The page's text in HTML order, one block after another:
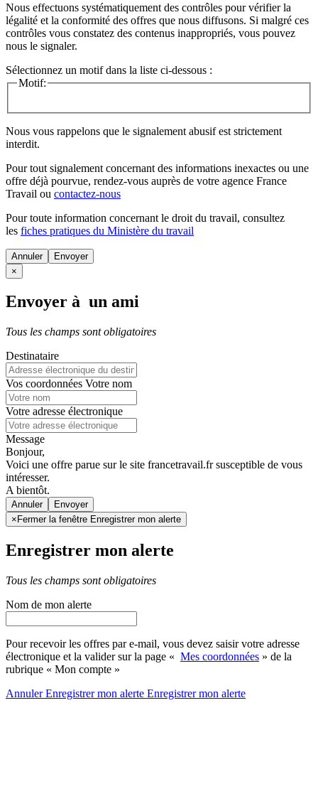
Nous effectuons systématiquement des contrôles pour vérifier la
légalité et la conformité des offres que nous diffusons. Si malgré ces
contrôles vous constatez des contenus inappropriés, vous pouvez
nous le signaler.
Sélectionnez un motif dans la liste ci-dessous :
Motif:
Nous vous rappelons que le signalement abusif est strictement
interdit.
Pour tout signalement concernant des informations inexactes ou une
offre déjà pourvue, rendez-vous auprès de votre agence France
Travail ou contactez-nous
Pour toute information concernant le droit du travail, consultez
les fiches pratiques du Ministère du travail
Annuler
×
Envoyer à un ami
Tous les champs sont obligatoires
Destinataire
Vos coordonnées Votre nom
Votre adresse électronique
Message
Bonjour,
Voici une offre parue sur le site francetravail.fr susceptible de vous
intéresser.
A bientôt.
Annuler
× Fermer la fenêtre Enregistrer mon alerte
Enregistrer mon alerte
Tous les champs sont obligatoires
Nom de mon alerte
Pour recevoir les offres par e-mail, vous devez saisir votre adresse
électronique et la valider sur la page « Mes coordonnées » de la
rubrique « Mon compte »
AnnulerEnregistrer mon alerte Enregistrermon alerte